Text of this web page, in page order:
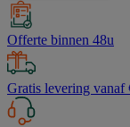
Offerte binnen 48u
Gratis levering vanaf